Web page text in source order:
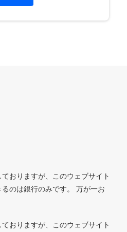
おりますが、このウェブサイト
のは銀行のみです。 万が一お
おりますが、このウェブサイト